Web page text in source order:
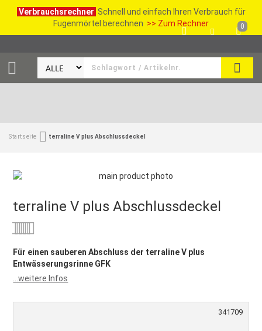
Verbrauchsrechner Schnell und einfach Ihren Verbrauch für
Fugenmörtel berechnen >> Zum Rechner
SUCHE
0
Startseite terraline V plus Abschlussdeckel
terraline V plus Abschlussdeckel
Für einen sauberen Abschluss der terraline V plus
Entwässerungsrinne GFK
...weitere Infos
341709